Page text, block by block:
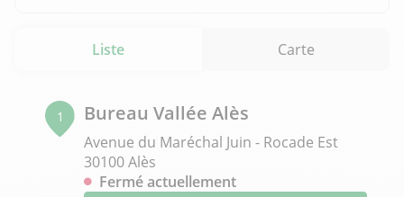
Liste Carte
1 Bureau Vallée Alès
Avenue du Maréchal Juin - Rocade Est
30100 Alès
Fermé actuellement